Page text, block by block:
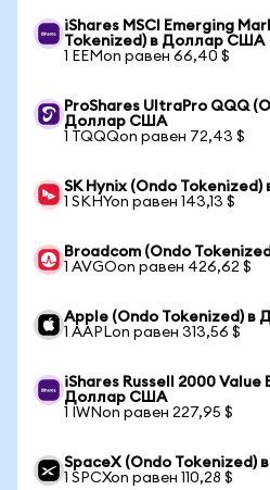
iShares MSCI Emerging
Tokenized) в Доллар США
1 EEMon равен 66,40 $
ProShares UltraPro QQQ
Доллар США
1 TQQQon равен 72,43 $
SK Hynix (Ondo
1 SKHYon равен 143,13 $
Broadcom (Ondo
1 AVGOon равен 426,62 $
Apple (Ondo Tokenized)
1 AAPLon равен 313,56 $
iShares Russell 2000 Value
Доллар США
1 IWNon равен 227,95 $
SpaceX (Ondo
1 SPCXon равен 110,28 $